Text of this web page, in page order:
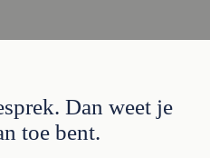
Dan weet je
toe bent.